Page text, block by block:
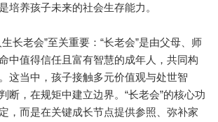
培养孩子未来的社会生存能力。
长老会”至关重要：“长老会”是由父母、师
中值得信任且富有智慧的成年人，共同构
这当中，孩子接触多元价值观与处世智
断，在规矩中建立边界。“长老会”的核心功
，而是在关键成长节点提供参照、弥补家